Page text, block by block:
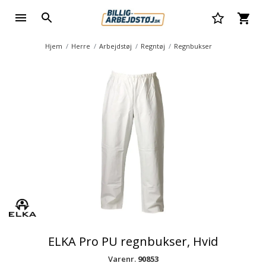
Hjem Herre Arbejdstøj Regntøj Regnbukser
ELKA Pro PU regnbukser, Hvid
Varenr. 90853